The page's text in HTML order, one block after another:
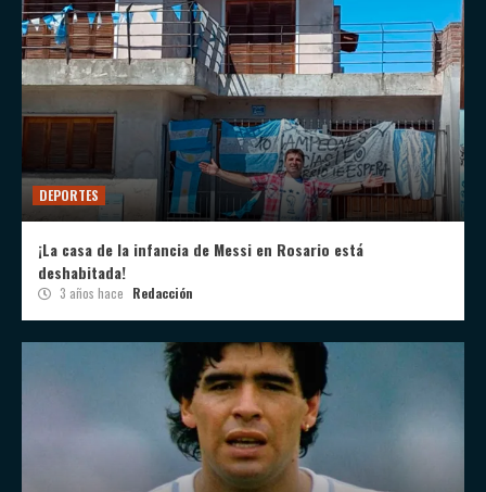
DEPORTES
¡La casa de la infancia de Messi en Rosario está
deshabitada!
3 años hace Redacción